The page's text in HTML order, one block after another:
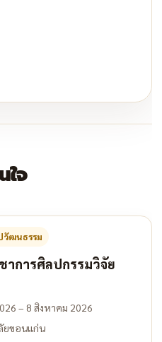
ใจ
วัฒนธรรม
าการศิลปกรรมวิจัย
– 8 สิงหาคม 2026
ยขอนแก่น